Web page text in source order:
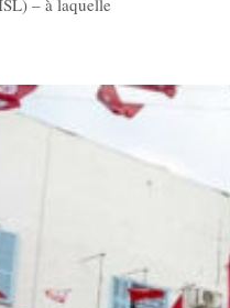
– à laquelle